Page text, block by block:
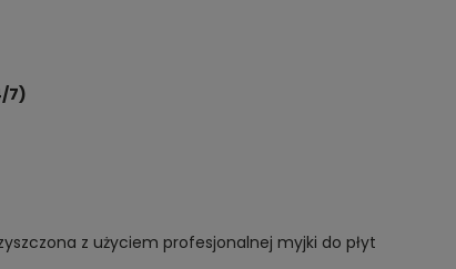
7)
z użyciem profesjonalnej myjki do płyt